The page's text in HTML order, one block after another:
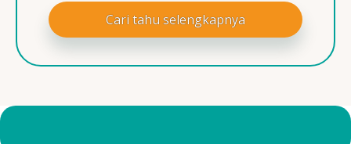
Cari tahu selengkapnya